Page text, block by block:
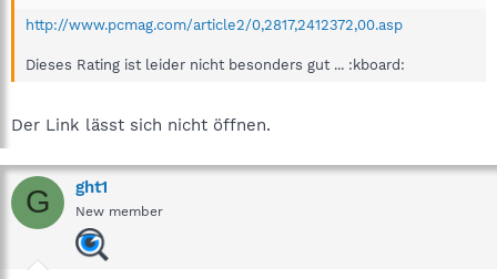
http://www.pcmag.com/article2/0,2817,2412372,00.asp
Dieses Rating ist leider nicht besonders gut ... :kboard:
Der Link lässt sich nicht öffnen.
G ght1
New member